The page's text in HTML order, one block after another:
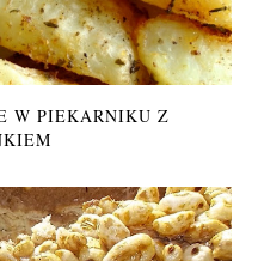
W PIEKARNIKU Z